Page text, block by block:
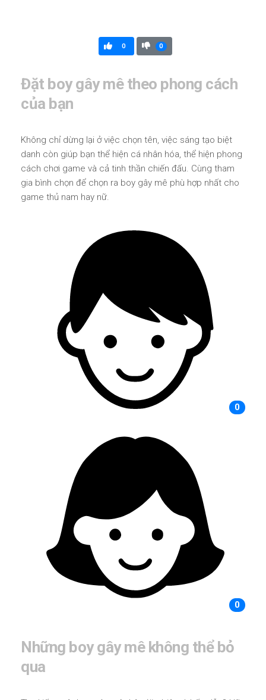
0 0
Đặt boy gây mê theo phong cách
của bạn
Không chỉ dừng lại ở việc chọn tên, việc sáng tạo biệt
danh còn giúp bạn thể hiện cá nhân hóa, thể hiện phong
cách chơi game và cả tinh thần chiến đấu. Cùng tham
gia bình chọn để chọn ra boy gây mê phù hợp nhất cho
game thủ nam hay nữ.
0
0
Những boy gây mê không thể bỏ
qua